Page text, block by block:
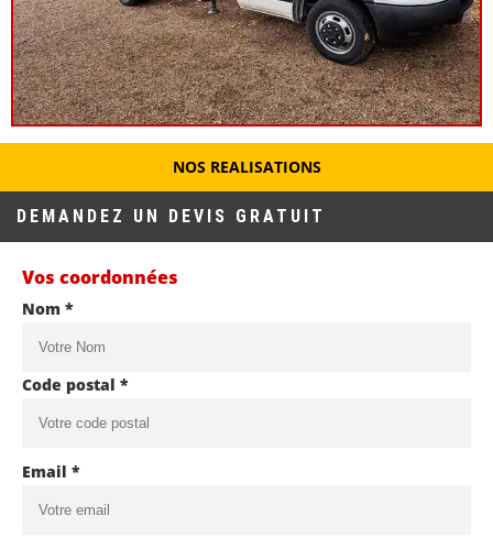
NOS REALISATIONS
DEMANDEZ UN DEVIS GRATUIT
Vos coordonnées
Nom *
Code postal *
Email *